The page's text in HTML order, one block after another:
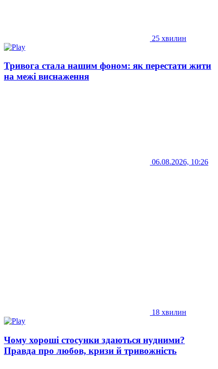
25 хвилин
Тривога стала нашим фоном: як перестати жити
на межі виснаження
06.08.2026, 10:26
18 хвилин
Чому хороші стосунки здаються нудними?
Правда про любов, кризи й тривожність